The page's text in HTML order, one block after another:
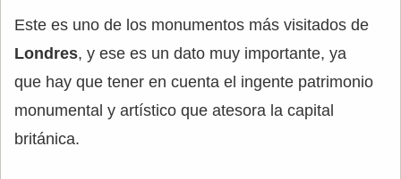
Este es uno de los monumentos más visitados de
Londres, y ese es un dato muy importante, ya
que hay que tener en cuenta el ingente patrimonio
monumental y artístico que atesora la capital
británica.